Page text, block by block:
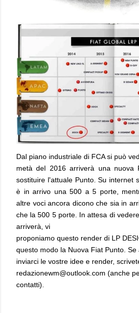
Dal piano industriale di FCA si può
metà del 2016 arriverà una nuova
sostituire l'attuale Punto. Su internet
è in arrivo una 500 a 5 porte,
altre voci ancora dicono che sia in
che la 500 5 porte. In attesa di
arriverà, vi
proponiamo questo render di LP
questo modo la Nuova Fiat Punto. Se
inviarci le vostre idee e render,
redazionewm@outlook.com (anche
contatti).